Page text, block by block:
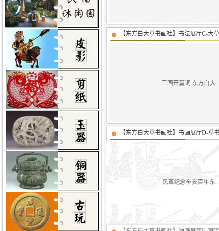
【东方白大草书画社】书法展厅C-大
三国开篇词 东方白大..
【东方白大草书画社】书画展厅D-草
民革纪念辛亥百年东..